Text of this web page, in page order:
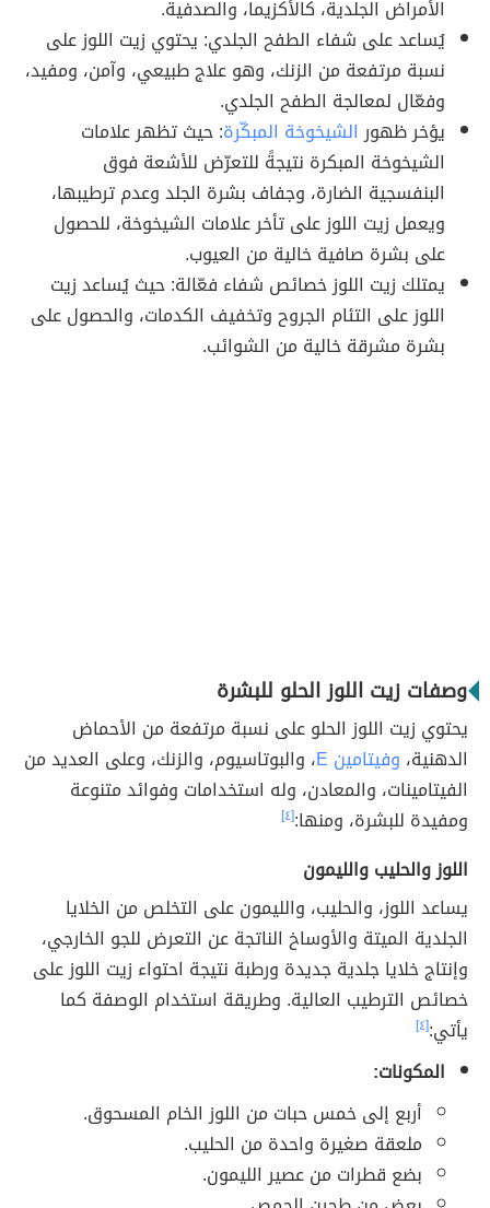
الأمراض الجلدية، كالأكزيما، والصدفية.
يُساعد على شفاء الطفح الجلدي: يحتوي زيت اللوز على
نسبة مرتفعة من الزنك، وهو علاج طبيعي، وآمن، ومفيد،
وفعّال لمعالجة الطفح الجلدي.
يؤخر ظهورالشيخوخة المبكّرة: حيث تظهر علامات
الشيخوخة المبكرة نتيجةً للتعرّض للأشعة فوق
البنفسجية الضارة، وجفاف بشرة الجلد وعدم ترطيبها،
ويعمل زيت اللوز على تأخر علامات الشيخوخة، للحصول
على بشرة صافية خالية من العيوب.
يمتلك زيت اللوز خصائص شفاء فعّالة: حيث يُساعد زيت
اللوز على التئام الجروح وتخفيف الكدمات، والحصول على
بشرة مشرقة خالية من الشوائب.
وصفات زيت اللوز الحلو للبشرة
يحتوي زيت اللوز الحلو على نسبة مرتفعة من الأحماض
الدهنية، وفيتامين E ، والبوتاسيوم، والزنك، وعلى العديد من
الفيتامينات، والمعادن، وله استخدامات وفوائد متنوعة
ومفيدة للبشرة، ومنها:[٤]
اللوز والحليب والليمون
يساعد اللوز، والحليب، والليمون على التخلص من الخلايا
الجلدية الميتة والأوساخ الناتجة عن التعرض للجو الخارجي،
وإنتاج خلايا جلدية جديدة ورطبة نتيجة احتواء زيت اللوز على
خصائص الترطيب العالية. وطريقة استخدام الوصفة كما
يأتي:[٤]
المكونات:
أربع إلى خمس حبات من اللوز الخام المسحوق.
ملعقة صغيرة واحدة من الحليب.
بضع قطرات من عصير الليمون.